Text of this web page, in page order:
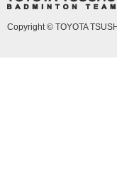
Copyright © TOYOTA